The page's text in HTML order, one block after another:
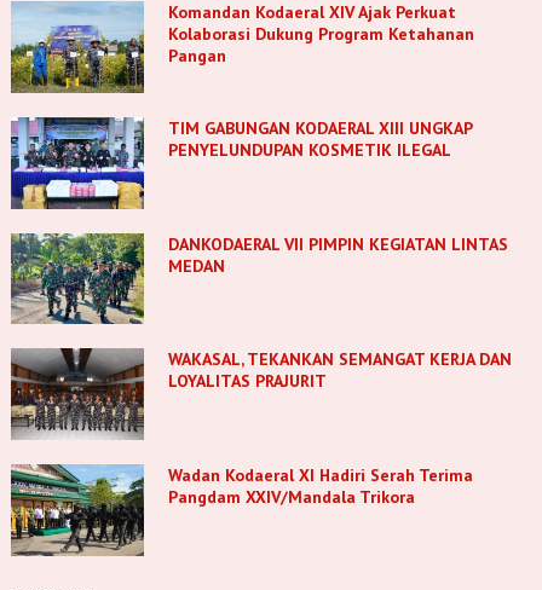
Komandan Kodaeral XIV Ajak Perkuat
Kolaborasi Dukung Program Ketahanan
Pangan
TIM GABUNGAN KODAERAL XIII UNGKAP
PENYELUNDUPAN KOSMETIK ILEGAL
DANKODAERAL VII PIMPIN KEGIATAN LINTAS
MEDAN
WAKASAL, TEKANKAN SEMANGAT KERJA DAN
LOYALITAS PRAJURIT
Wadan Kodaeral XI Hadiri Serah Terima
Pangdam XXIV/Mandala Trikora